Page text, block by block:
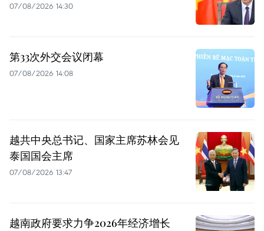
07/08/2026 14:30
第33次外交会议闭幕
07/08/2026 14:08
越共中央总书记、国家主席苏林会见
泰国国会主席
07/08/2026 13:47
越南政府要求力争2026年经济增长